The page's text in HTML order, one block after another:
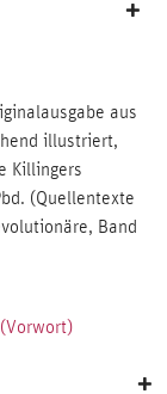
aus
illustriert,
Killingers
(Quellentexte
Band